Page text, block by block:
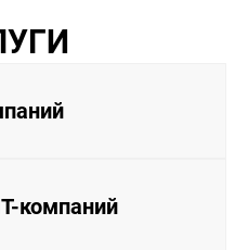
компаний